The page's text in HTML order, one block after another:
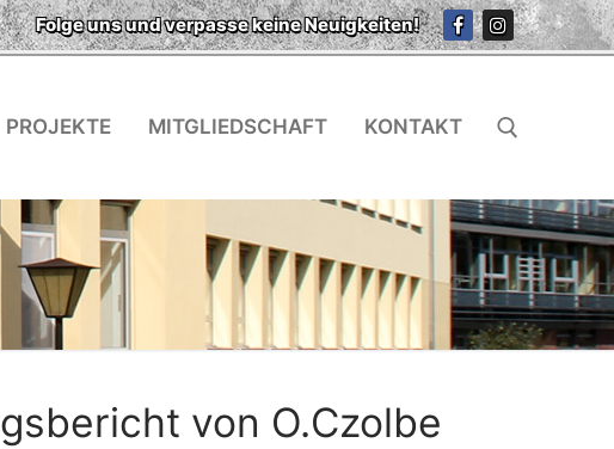
Folge uns und verpasse keine Neuigkeiten!
PROJEKTE MITGLIEDSCHAFT KONTAKT
von O.Czolbe